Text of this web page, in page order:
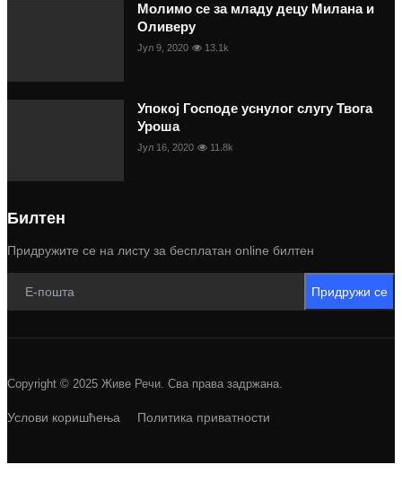
Молимо се за младу децу Милана и
Оливеру
Јул 9, 2020 13.1k
Упокој Господе уснулог слугу Твога
Уроша
Јул 16, 2020 11.8k
Билтен
Придружите се на листу за бесплатан online билтен
Придружи се
Copyright © 2025 Живе Речи. Сва права задржана.
Услови коришћења Политика приватности